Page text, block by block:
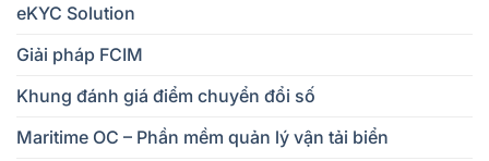
eKYC Solution
Giải pháp FCIM
Khung đánh giá điểm chuyển đổi số
Maritime OC – Phần mềm quản lý vận tải biển